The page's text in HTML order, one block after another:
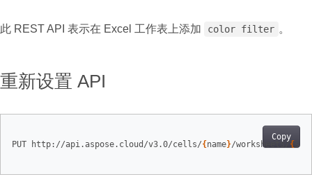
此 REST API 表示在 Excel 工作表上添加 color filter 。
重新设置 API
Copy
PUT http://api.aspose.cloud/v3.0/cells/{ name}/worksheets/ {